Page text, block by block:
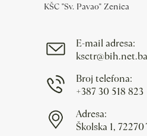
KŠC "Sv. Pavao" Zenica
E-mail adresa:
ksctr@bih.net.ba
Broj telefona:
+387 30 518 823
Adresa:
Školska 1,